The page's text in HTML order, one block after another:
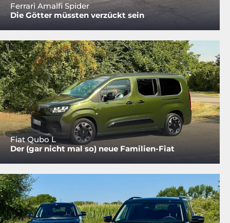
Ferrari Amalfi Spider
Die Götter müssten verzückt sein
Fiat Qubo L
Der (gar nicht mal so) neue Familien-Fiat